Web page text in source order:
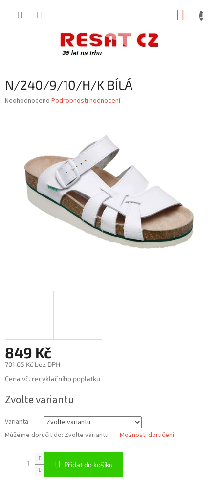
N/240/9/10/H/K BÍLÁ
Průměrné
hvězdiček.
Neohodnoceno Podrobnosti hodnocení
849 Kč
701,65 Kč bez DPH
Měrná
Cena vč. recyklačního poplatku
Zvolte variantu
Varianta
Můžeme doručit do: Zvolte variantu Možnosti doručení
Přidat do košíku